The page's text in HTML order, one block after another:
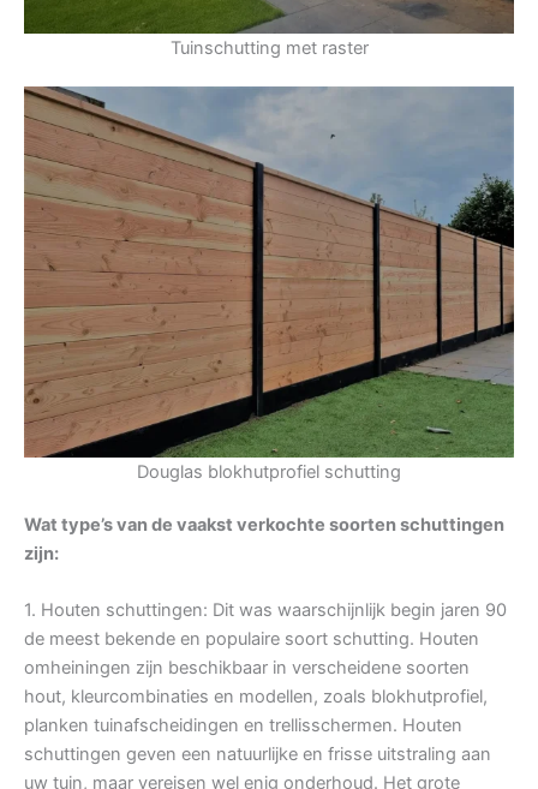
Tuinschutting met raster
Douglas blokhutprofiel schutting
Wat type’s van de vaakst verkochte soorten schuttingen
zijn:
1. Houten schuttingen: Dit was waarschijnlijk begin jaren 90
de meest bekende en populaire soort schutting. Houten
omheiningen zijn beschikbaar in verscheidene soorten
hout, kleurcombinaties en modellen, zoals blokhutprofiel,
planken tuinafscheidingen en trellisschermen. Houten
schuttingen geven een natuurlijke en frisse uitstraling aan
uw tuin, maar vereisen wel enig onderhoud. Het grote